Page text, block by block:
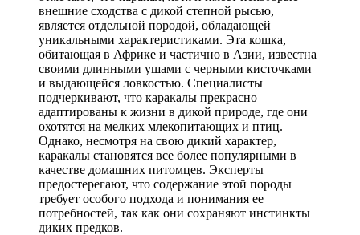
внешние сходства с дикой степной рысью,
является отдельной породой, обладающей
уникальными характеристиками. Эта кошка,
обитающая в Африке и частично в Азии, известна
своими длинными ушами с черными кисточками
и выдающейся ловкостью. Специалисты
подчеркивают, что каракалы прекрасно
адаптированы к жизни в дикой природе, где они
охотятся на мелких млекопитающих и птиц.
Однако, несмотря на свою дикий характер,
каракалы становятся все более популярными в
качестве домашних питомцев. Эксперты
предостерегают, что содержание этой породы
требует особого подхода и понимания ее
потребностей, так как они сохраняют инстинкты
диких предков.